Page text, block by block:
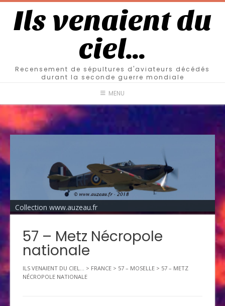
Ils venaient du
ciel…
Recensement de sépultures d'aviateurs décédés
durant la seconde guerre mondiale
MENU
Collection www.auzeau.fr
57 – Metz Nécropole
nationale
ILS VENAIENT DU CIEL... > FRANCE > 57 – MOSELLE > 57 – METZ
NÉCROPOLE NATIONALE